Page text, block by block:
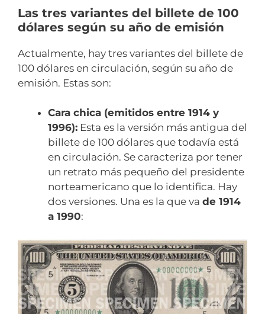
Las tres variantes del billete de 100
dólares según su año de emisión
Actualmente, hay tres variantes del billete de
100 dólares en circulación, según su año de
emisión. Estas son:
Cara chica (emitidos entre 1914 y
1996): Esta es la versión más antigua del
billete de 100 dólares que todavía está
en circulación. Se caracteriza por tener
un retrato más pequeño del presidente
norteamericano que lo identifica. Hay
dos versiones. Una es la que va de 1914
a 1990: